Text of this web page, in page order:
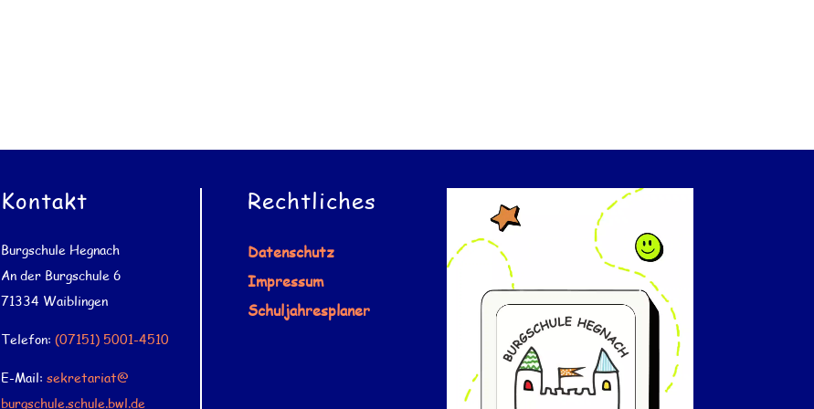
Kontakt
Burgschule Hegnach
An der Burgschule 6
71334 Waiblingen
Telefon: (07151) 5001-4510
E-Mail: sekretariat@
burgschule.schule.bwl.de
Rechtliches
Datenschutz
Impressum
Schuljahresplaner